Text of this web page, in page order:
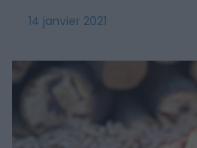
14 janvier 2021